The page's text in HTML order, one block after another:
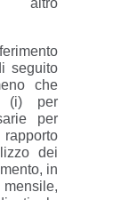
o altro
seguito
che
(i) per
per
rapporto
dei
in